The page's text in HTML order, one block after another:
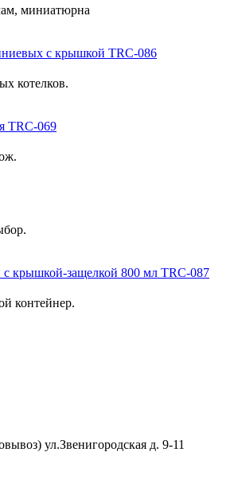
миниатюрна
с крышкой TRC-086
котелков.
TRC-069
с крышкой-защелкой 800 мл TRC-087
контейнер.
ул.Звенигородская д. 9-11